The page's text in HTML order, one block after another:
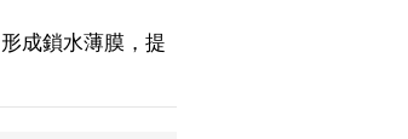
成鎖水薄膜，提